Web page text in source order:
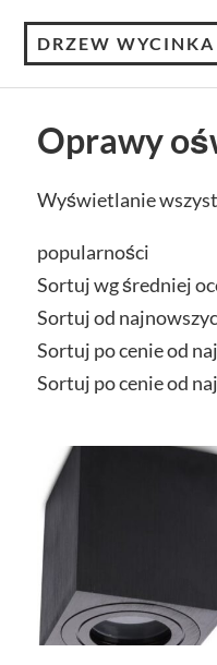
DRZEW WYCINKA
Oprawy
Wyświetlanie
popularności
Sortuj wg średniej
Sortuj od
Sortuj po cenie od
Sortuj po cenie od